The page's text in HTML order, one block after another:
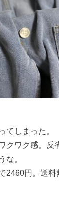
てしまった。
クワク感。反
な。
2460円。送料